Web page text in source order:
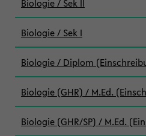
Biologie / Sek II
Biologie / Sek I
Biologie / Diplom
Biologie (GHR) / M.Ed.
Biologie (GHR/SP) / M.Ed.